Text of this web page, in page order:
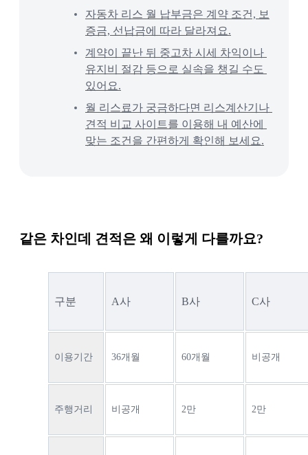
자동차 리스 월 납부금은 계약 조건, 보
증금, 선납금에 따라 달라져요.
계약이 끝난 뒤 중고차 시세 차익이나
유지비 절감 등으로 실속을 챙길 수도
있어요.
월 리스료가 궁금하다면 리스계산기나
견적 비교 사이트를 이용해 내 예산에
맞는 조건을 간편하게 확인해 보세요.
같은 차인데 견적은 왜 이렇게 다를까요?
구분 A사 B사 C사
이용기간 36개월 60개월 비공개
주행거리 비공개 2만 2만